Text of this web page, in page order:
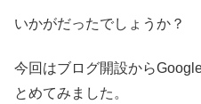
いかがだったでしょうか？
今回はブログ開設から
とめてみました。